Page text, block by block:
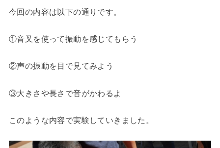
今回の内容は以下の通りです。
①音叉を使って振動を感じてもらう
②声の振動を目で見てみよう
③大きさや長さで音がかわるよ
このような内容で実験していきました。